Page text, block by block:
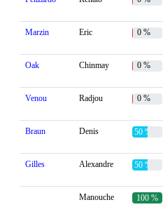
Marzin Eric 0 %
Oak Chinmay 0 %
Venou Radjou 0 %
Braun Denis 50 %
Gilles Alexandre 50 %
Manouche 100 %